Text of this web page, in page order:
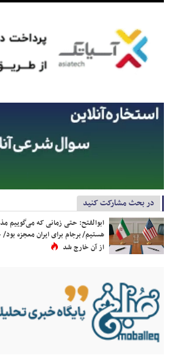
در بحث مشارکت کنید
ابوالفتح: حتی زمانی که می‌گوییم
هستیم/ برجام برای ایران معجزه بود/
از آن خارج شد